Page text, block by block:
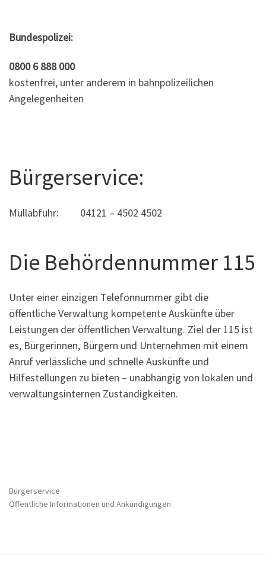
Bundespolizei:
0800 6 888 000
kostenfrei, unter anderem in bahnpolizeilichen
Angelegenheiten
Bürgerservice:
Müllabfuhr: 04121 – 4502 4502
Die Behördennummer 115
Unter einer einzigen Telefonnummer gibt die
öffentliche Verwaltung kompetente Auskünfte über
Leistungen der öffentlichen Verwaltung. Ziel der 115 ist
es, Bürgerinnen, Bürgern und Unternehmen mit einem
Anruf verlässliche und schnelle Auskünfte und
Hilfestellungen zu bieten – unabhängig von lokalen und
verwaltungsinternen Zuständigkeiten.
Bürgerservice
Öffentliche Informationen und Ankündigungen